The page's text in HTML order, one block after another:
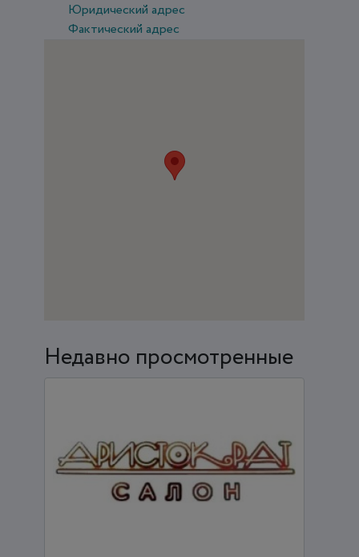
Юридический адрес
Фактический адрес
Недавно просмотренные